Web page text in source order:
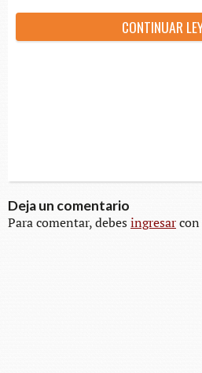
CON­TI­NUAR
Deja un comentario
Para comentar, debesingresar